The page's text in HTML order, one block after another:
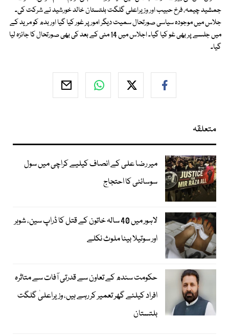
جمشید چیمہ، فرخ حبیب اور وزیراعلی گلگت بلتستان خالد خورشید نے شرکت کی۔
جلاس میں موجودہ سیاسی صورتحال سمیت دیگر امور پر غور کیا گیا اور بدھ کو مرید کے
میں جلسے پر بھی غو کیا گیا۔ اجلاس میں 14 مئی کے بعد کی بھی صورتحال کا جائزہ لیا
گیا۔
متعلقہ
میر رضا علی کے انصاف کیلیے کراچی میں سول
سوسائٹی کا احتجاج
لاہور میں 40 سالہ خاتون کے قتل کا ڈراپ سین، شوہر
اور سوتیلا بیٹا ملوث نکلے
حکومت سندھ کے تعاون سے قدرتی آفات سے متاثرہ
افراد کیلئے گھر تعمیر کر رہے ہیں، وزیراعلیٰ گلگت
بلتستان